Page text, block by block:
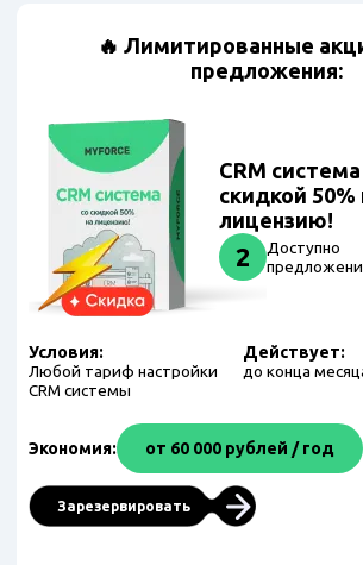
🔥 Лимитированные
предложения:
CRM система
скидкой 50%
лицензию!
2
Доступно
Условия:
Любой тариф настройки
CRM системы
Действует:
до конца
Экономия: от 60 000 рублей / год
Зарезервировать